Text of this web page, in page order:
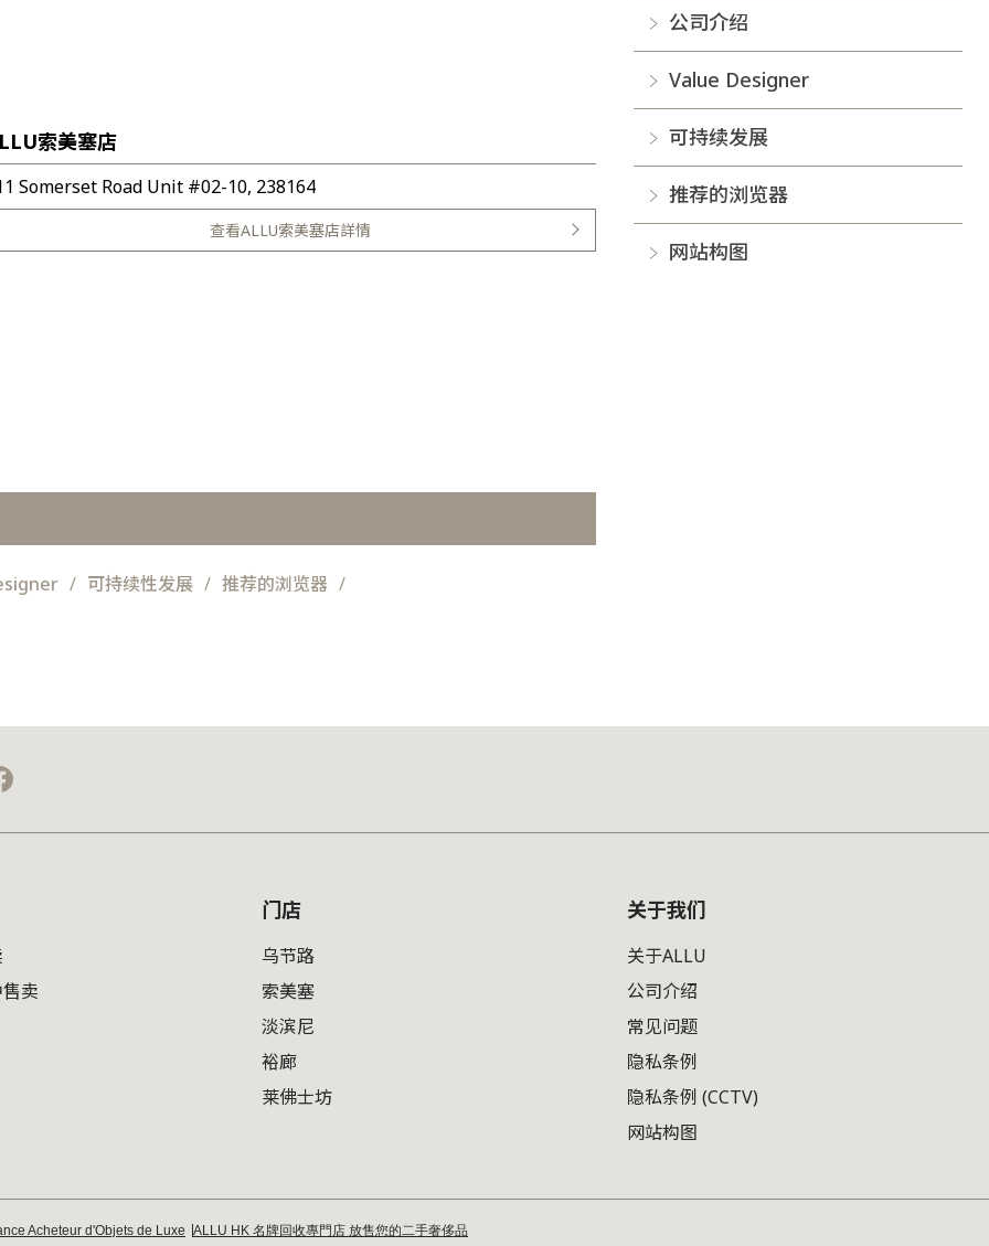
索美塞店
Somerset Road Unit #02-10, 238164
查看ALLU索美塞店詳情
可持续性发展 推荐的浏览器
公司介绍
Value Designer
可持续发展
推荐的浏览器
网站构图
卖
门店
乌节路
索美塞
淡滨尼
裕廊
莱佛士坊
关于我们
关于ALLU
公司介绍
常见问题
隐私条例
隐私条例 (CCTV)
网站构图
Acheteur d'Objets de Luxe ALLU HK 名牌回收專門店 放售您的二手奢侈品